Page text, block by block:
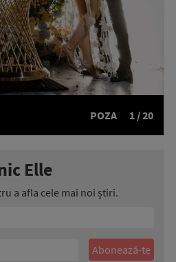
POZA 1 / 20
Elle
a afla cele mai noi știri.